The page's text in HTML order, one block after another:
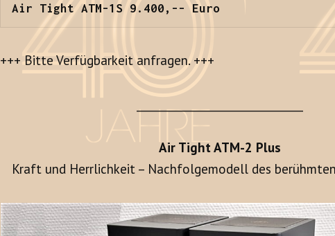
Air Tight ATM-1S 9.400,-- Euro
+++ Bitte Verfügbarkeit anfragen. +++
Air Tight ATM-2 Plus
Kraft und Herrlichkeit – Nachfolgemodell des